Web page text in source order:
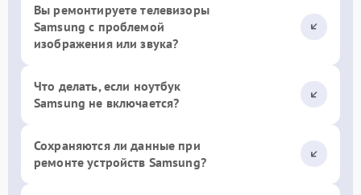
Вы ремонтируете телевизоры
Samsung с проблемой
изображения или звука?
Что делать, если ноутбук
Samsung не включается?
Сохраняются ли данные при
ремонте устройств Samsung?